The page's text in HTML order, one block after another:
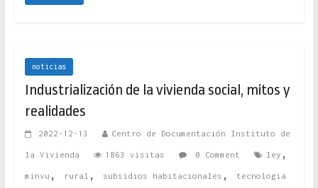
noticias
Industrialización de la vivienda social, mitos y
realidades
2022-12-13 Centro de Documentación Instituto de
la Vivienda 1863 visitas 0 Comment ley ,
minvu , rural , subsidios habitacionales , tecnologia